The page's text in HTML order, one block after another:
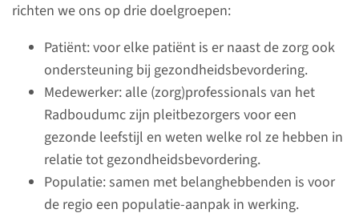
richten we ons op drie doelgroepen:
Patiënt: voor elke patiënt is er naast de zorg ook
ondersteuning bij gezondheidsbevordering.
Medewerker: alle (zorg)professionals van het
Radboudumc zijn pleitbezorgers voor een
gezonde leefstijl en weten welke rol ze hebben in
relatie tot gezondheidsbevordering.
Populatie: samen met belanghebbenden is voor
de regio een populatie-aanpak in werking.
Dure geneesmiddelen
hergebruiken
Een wereldprimeur
Jaarlijks wordt er voor
minimaal 100 miljoen euro aan
ongebruikte medicijnen
weggegooid in Nederland. Het
Radboudumc en drie andere
ziekenhuizen startten in 2021